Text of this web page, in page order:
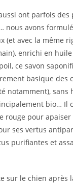
ont parfois des
nous avons
(et avec la même
enrichi en
ce savon
basique des
notamment), sans
bio… Il
rouge pour
ses vertus
purifiantes et
sur le chien après